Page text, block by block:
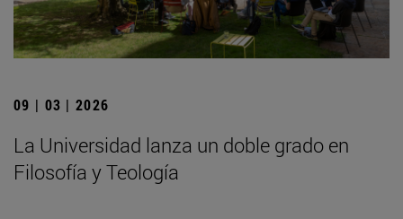
09 | 03 | 2026
La Universidad lanza un doble grado en
Filosofía y Teología